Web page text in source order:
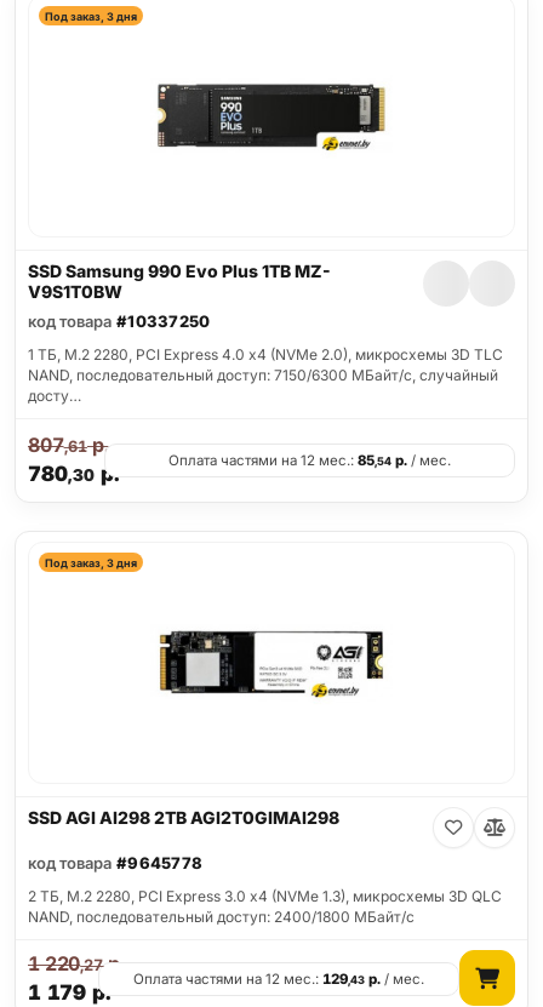
Под заказ, 3 дня
SSD Samsung 990 Evo Plus 1TB MZ-
V9S1T0BW
код товара #10337250
1 ТБ, M.2 2280, PCI Express 4.0 x4 (NVMe 2.0), микросхемы 3D TLC
NAND, последовательный доступ: 7150/6300 МБайт/с, случайный
досту…
780,30р.
807,61р.
Оплата частями на 12 мес.: 85,54 р. / мес.
Под заказ, 3 дня
SSD AGI AI298 2TB AGI2T0GIMAI298
код товара #9645778
2 ТБ, M.2 2280, PCI Express 3.0 x4 (NVMe 1.3), микросхемы 3D QLC
NAND, последовательный доступ: 2400/1800 МБайт/с
1 179 р.
1 220,27р.
Оплата частями на 12 мес.:129,43 р. / мес.